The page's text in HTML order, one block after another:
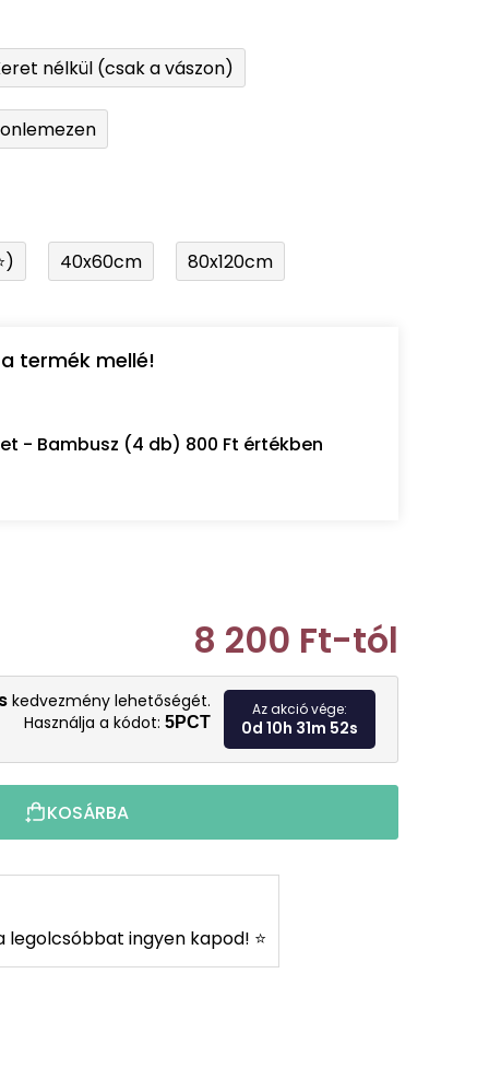
nélkül (csak a vászon)
40x60cm 80x120cm
termék mellé!
- Bambusz (4 db) 800 Ft értékben
8 200 Ft-tól
Egységár:
kedvezmény lehetőségét.
Használja a kódot: 5PCT
Az akció vége:
0d 10h 31m 51s
KOSÁRBA
legolcsóbbat ingyen kapod! ⭐